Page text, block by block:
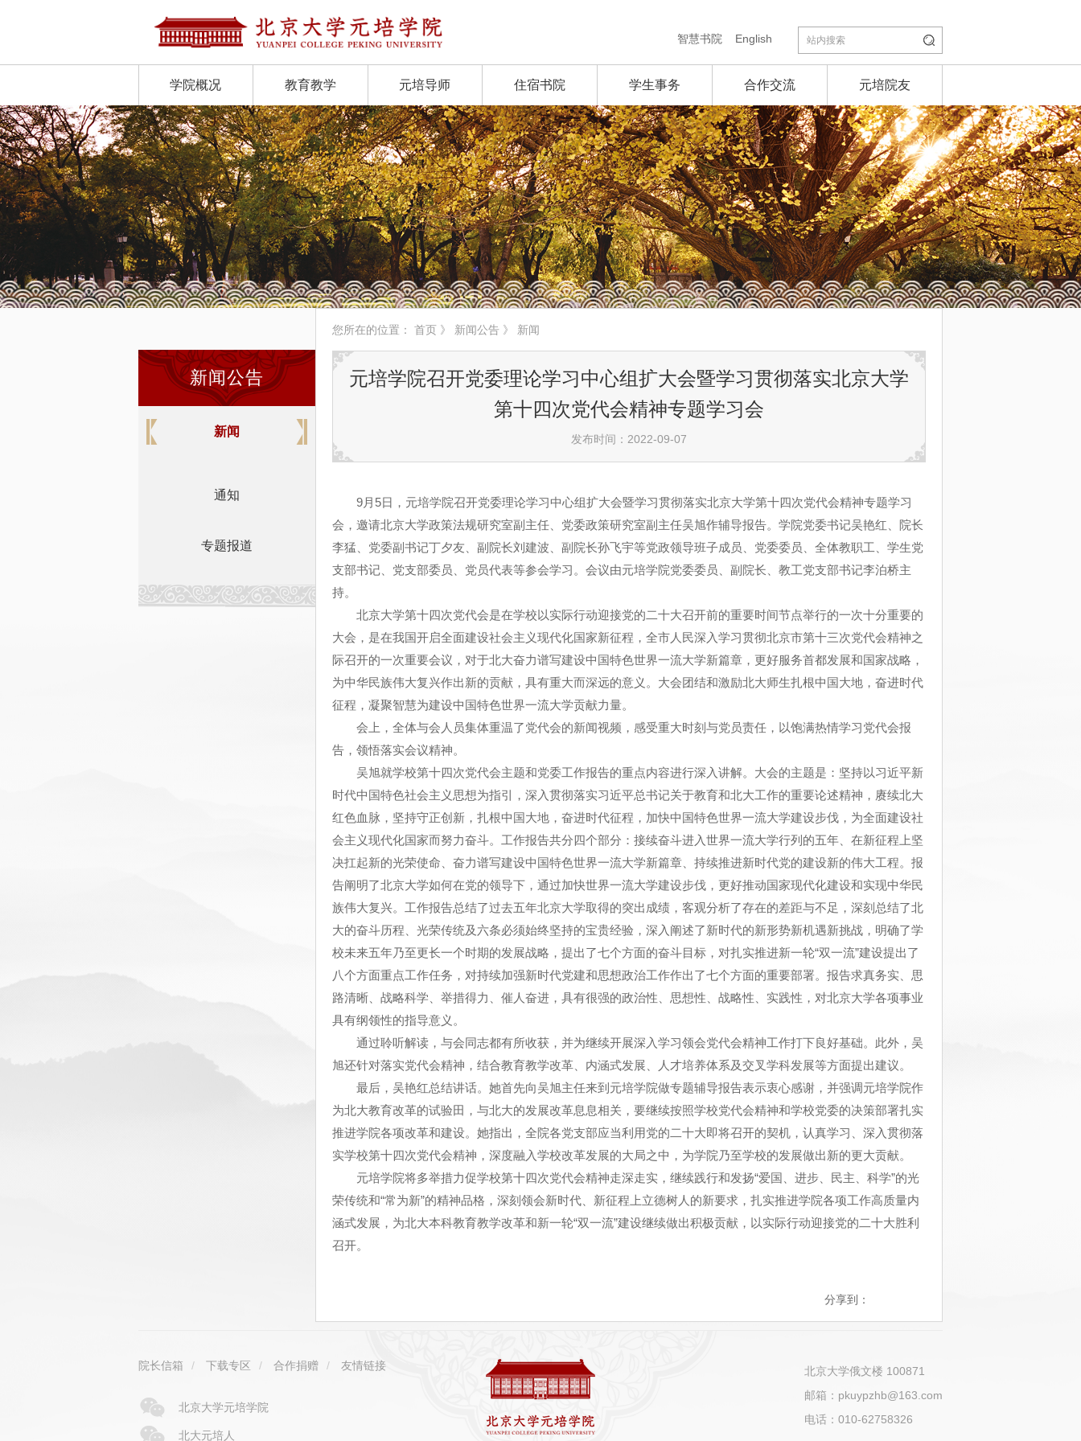
智慧书院 English
学院概况 教育教学 元培导师 住宿书院 学生事务 合作交流 元培院友
新闻公告
新闻
通知
专题报道
您所在的位置： 首页 》 新闻公告 》 新闻
元培学院召开党委理论学习中心组扩大会暨学习贯彻落实北京大学
第十四次党代会精神专题学习会
发布时间：2022-09-07
9月5日，元培学院召开党委理论学习中心组扩大会暨学习贯彻落实北京大学第十四次党代会精神专题学习
会，邀请北京大学政策法规研究室副主任、党委政策研究室副主任吴旭作辅导报告。学院党委书记吴艳红、院长
李猛、党委副书记丁夕友、副院长刘建波、副院长孙飞宇等党政领导班子成员、党委委员、全体教职工、学生党
支部书记、党支部委员、党员代表等参会学习。会议由元培学院党委委员、副院长、教工党支部书记李泊桥主
持。
北京大学第十四次党代会是在学校以实际行动迎接党的二十大召开前的重要时间节点举行的一次十分重要的
大会，是在我国开启全面建设社会主义现代化国家新征程，全市人民深入学习贯彻北京市第十三次党代会精神之
际召开的一次重要会议，对于北大奋力谱写建设中国特色世界一流大学新篇章，更好服务首都发展和国家战略，
为中华民族伟大复兴作出新的贡献，具有重大而深远的意义。大会团结和激励北大师生扎根中国大地，奋进时代
征程，凝聚智慧为建设中国特色世界一流大学贡献力量。
会上，全体与会人员集体重温了党代会的新闻视频，感受重大时刻与党员责任，以饱满热情学习党代会报
告，领悟落实会议精神。
吴旭就学校第十四次党代会主题和党委工作报告的重点内容进行深入讲解。大会的主题是：坚持以习近平新
时代中国特色社会主义思想为指引，深入贯彻落实习近平总书记关于教育和北大工作的重要论述精神，赓续北大
红色血脉，坚持守正创新，扎根中国大地，奋进时代征程，加快中国特色世界一流大学建设步伐，为全面建设社
会主义现代化国家而努力奋斗。工作报告共分四个部分：接续奋斗进入世界一流大学行列的五年、在新征程上坚
决扛起新的光荣使命、奋力谱写建设中国特色世界一流大学新篇章、持续推进新时代党的建设新的伟大工程。报
告阐明了北京大学如何在党的领导下，通过加快世界一流大学建设步伐，更好推动国家现代化建设和实现中华民
族伟大复兴。工作报告总结了过去五年北京大学取得的突出成绩，客观分析了存在的差距与不足，深刻总结了北
大的奋斗历程、光荣传统及六条必须始终坚持的宝贵经验，深入阐述了新时代的新形势新机遇新挑战，明确了学
校未来五年乃至更长一个时期的发展战略，提出了七个方面的奋斗目标，对扎实推进新一轮“双一流”建设提出了
八个方面重点工作任务，对持续加强新时代党建和思想政治工作作出了七个方面的重要部署。报告求真务实、思
路清晰、战略科学、举措得力、催人奋进，具有很强的政治性、思想性、战略性、实践性，对北京大学各项事业
具有纲领性的指导意义。
通过聆听解读，与会同志都有所收获，并为继续开展深入学习领会党代会精神工作打下良好基础。此外，吴
旭还针对落实党代会精神，结合教育教学改革、内涵式发展、人才培养体系及交叉学科发展等方面提出建议。
最后，吴艳红总结讲话。她首先向吴旭主任来到元培学院做专题辅导报告表示衷心感谢，并强调元培学院作
为北大教育改革的试验田，与北大的发展改革息息相关，要继续按照学校党代会精神和学校党委的决策部署扎实
推进学院各项改革和建设。她指出，全院各党支部应当利用党的二十大即将召开的契机，认真学习、深入贯彻落
实学校第十四次党代会精神，深度融入学校改革发展的大局之中，为学院乃至学校的发展做出新的更大贡献。
元培学院将多举措力促学校第十四次党代会精神走深走实，继续践行和发扬“爱国、进步、民主、科学”的光
荣传统和“常为新”的精神品格，深刻领会新时代、新征程上立德树人的新要求，扎实推进学院各项工作高质量内
涵式发展，为北大本科教育教学改革和新一轮“双一流”建设继续做出积极贡献，以实际行动迎接党的二十大胜利
召开。
分享到：
院长信箱 / 下载专区 / 合作捐赠 / 友情链接
北京大学元培学院
北大元培人
北京大学俄文楼 100871
邮箱：pkuypzhb@163.com
电话：010-62758326